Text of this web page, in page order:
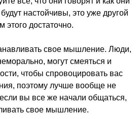
настойчивы, это уже другой
этого достаточно.
свое мышление. Люди,
могут смеяться и
чтобы спровоцировать вас
поэтому лучше вообще не
вы все же начали общаться,
свое мышление.